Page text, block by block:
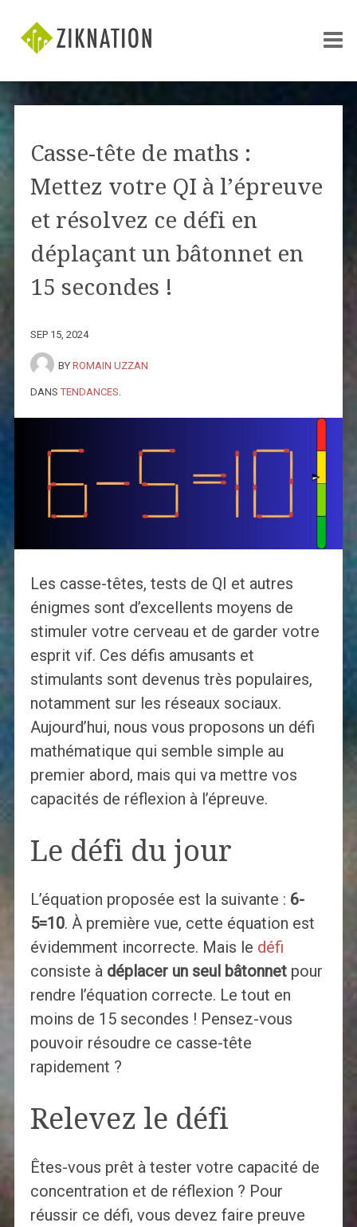
Casse-tête de maths :
Mettez votre QI à l’épreuve
et résolvez ce défi en
déplaçant un bâtonnet en
15 secondes !
SEP 15, 2024
BY ROMAIN UZZAN
DANS TENDANCES
Les casse-têtes, tests de QI et autres
énigmes sont d’excellents moyens de
stimuler votre cerveau et de garder votre
esprit vif. Ces défis amusants et
stimulants sont devenus très populaires,
notamment sur les réseaux sociaux.
Aujourd’hui, nous vous proposons un défi
mathématique qui semble simple au
premier abord, mais qui va mettre vos
capacités de réflexion à l’épreuve.
Le défi du jour
L’équation proposée est la suivante : 6-
5=10. À première vue, cette équation est
évidemment incorrecte. Mais le défi
consiste à déplacer un seul bâtonnetpour
rendre l’équation correcte. Le tout en
moins de 15 secondes ! Pensez-vous
pouvoir résoudre ce casse-tête
rapidement ?
Relevez le défi
Êtes-vous prêt à tester votre capacité de
concentration et de réflexion ? Pour
réussir ce défi, vous devez faire preuve